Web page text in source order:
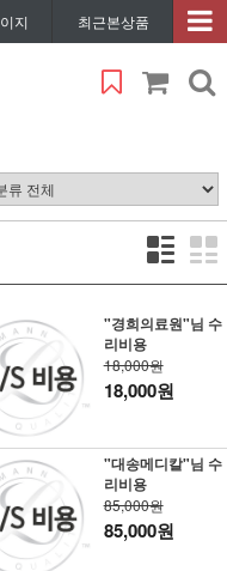
지 최근본상품
"경희의료원"님 수
리비용
18,000원
18,000원
"대송메디칼"님 수
리비용
85,000원
85,000원